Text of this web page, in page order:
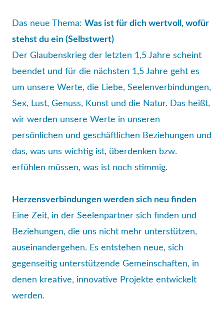
Das neue Thema: Was ist für dich wertvoll, wofür
stehst du ein (Selbstwert)
Der Glaubenskrieg der letzten 1,5 Jahre scheint
beendet und für die nächsten 1,5 Jahre geht es
um unsere Werte, die Liebe, Seelenverbindungen,
Sex, Lust, Genuss, Kunst und die Natur. Das heißt,
wir werden unsere Werte in unseren
persönlichen und geschäftlichen Beziehungen und
das, was uns wichtig ist, überdenken bzw.
erfühlen müssen, was ist noch stimmig.
Herzensverbindungen werden sich neu finden
Eine Zeit, in der Seelenpartner sich finden und
Beziehungen, die uns nicht mehr unterstützen,
auseinandergehen. Es entstehen neue, sich
gegenseitig unterstützende Gemeinschaften, in
denen kreative, innovative Projekte entwickelt
werden.